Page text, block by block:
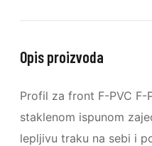
Opis proizvoda
Profil za front F-PVC
staklenom ispunom
lepljivu traku na sebi i